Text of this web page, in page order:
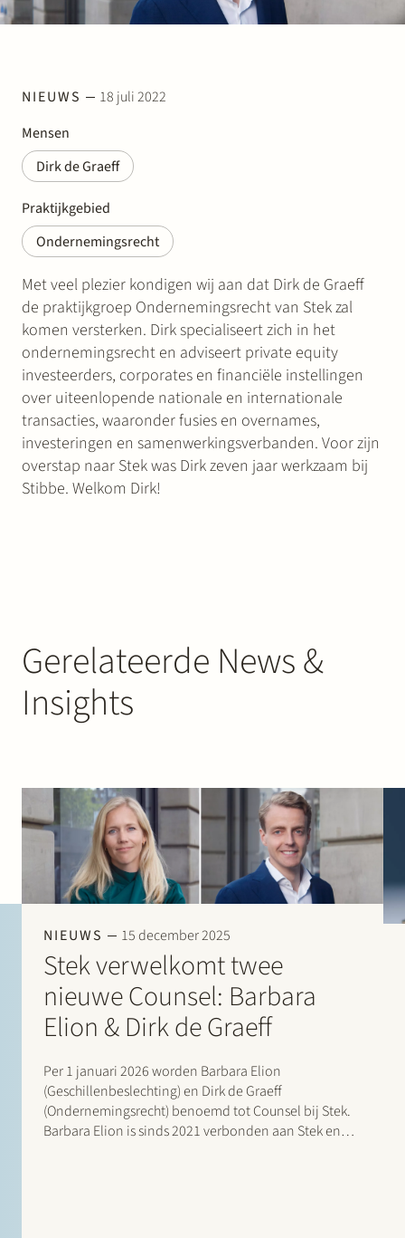
NIEUWS
18 juli 2022
Mensen
Dirk de Graeff
Praktijkgebied
Ondernemingsrecht
Met veel plezier kondigen wij aan dat Dirk de Graeff
de praktijkgroep Ondernemingsrecht van Stek zal
komen versterken. Dirk specialiseert zich in het
ondernemingsrecht en adviseert private equity
investeerders, corporates en financiële instellingen
over uiteenlopende nationale en internationale
transacties, waaronder fusies en overnames,
investeringen en samenwerkingsverbanden. Voor zijn
overstap naar Stek was Dirk zeven jaar werkzaam bij
Stibbe. Welkom Dirk!
Gerelateerde News &
Insights
NIEUWS 15 december 2025
Stek verwelkomt twee
nieuwe Counsel: Barbara
Elion & Dirk de Graeff
Per 1 januari 2026 worden Barbara Elion
(Geschillenbeslechting) en Dirk de Graeff
(Ondernemingsrecht) benoemd tot Counsel bij Stek.
Barbara Elion is sinds 2021 verbonden aan Stek en
Werken bij Stek